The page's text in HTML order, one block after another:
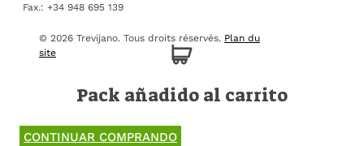
Fax.: +34 948 695 139
© 2026 Trevijano. Tous droits réservés. Plan du
site
Pack añadido al carrito
CONTINUAR COMPRANDO